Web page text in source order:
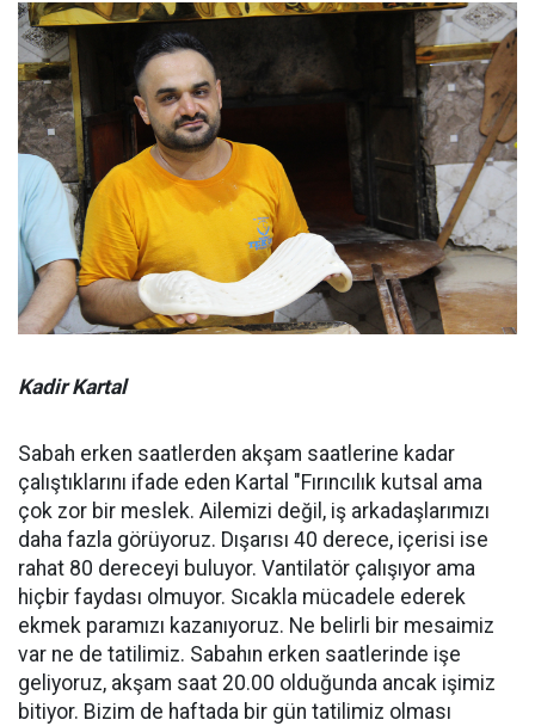
Kadir Kartal
Sabah erken saatlerden akşam saatlerine kadar
çalıştıklarını ifade eden Kartal "Fırıncılık kutsal ama
çok zor bir meslek. Ailemizi değil, iş arkadaşlarımızı
daha fazla görüyoruz. Dışarısı 40 derece, içerisi ise
rahat 80 dereceyi buluyor. Vantilatör çalışıyor ama
hiçbir faydası olmuyor. Sıcakla mücadele ederek
ekmek paramızı kazanıyoruz. Ne belirli bir mesaimiz
var ne de tatilimiz. Sabahın erken saatlerinde işe
geliyoruz, akşam saat 20.00 olduğunda ancak işimiz
bitiyor. Bizim de haftada bir gün tatilimiz olması